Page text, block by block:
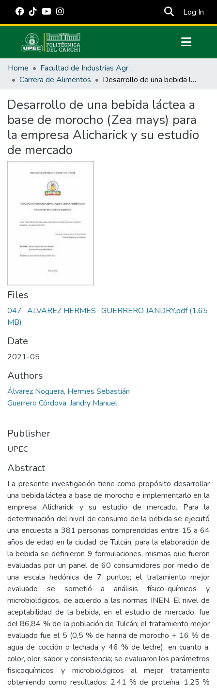
Log In
Communities & Collections
All of DSpace
Estadísticas Externas
Manuales
Home
Facultad de Industrias Agropecuarias y Ciencias Ambientales
Carrera de Alimentos
Desarrollo de una bebida láctea a base de morocho (Zea mays) para la empresa Alicharick y su estudio de mercado
Desarrollo de una bebida láctea a
base de morocho (Zea mays) para
la empresa Alicharick y su estudio
de mercado
Files
047- ALVAREZ HERMES- GUERRERO JANDRY.pdf(1.65
MB)
Date
2021-05
Authors
Álvarez Noguera, Hermes Sebastián
Guerrero Córdova, Jandry Manuel
Publisher
UPEC
Abstract
La presente investigación tiene como propósito desarrollar
una bebida láctea a base de morocho e implementarlo en la
empresa Alicharick y su estudio de mercado. Para la
determinación del nivel de consumo de la bebida se ejecutó
una encuesta a 381 personas comprendidas entre 15 a 64
años de edad en la ciudad de Tulcán, para la elaboración de
la bebida se definieron 9 formulaciones, mismas que fueron
evaluadas por un panel de 60 consumidores por medio de
una escala hedónica de 7 puntos; el tratamiento mejor
evaluado se sometió a análisis físico-químicos y
microbiológicos, de acuerdo a las normas INEN. El nivel de
aceptabilidad de la bebida, en el estudio de mercado, fue
del 86,84 % de la población de Tulcán; el tratamiento mejor
evaluado fue el 5 (0,5 % de harina de morocho + 16 % de
agua de cocción o lechada y 46 % de leche), en cuanto a,
color, olor, sabor y consistencia; se evaluaron los parámetros
fisicoquímicos y microbiológicos al mejor tratamiento
obteniendo como resultados: 2.41 % de proteína, 1,25 %